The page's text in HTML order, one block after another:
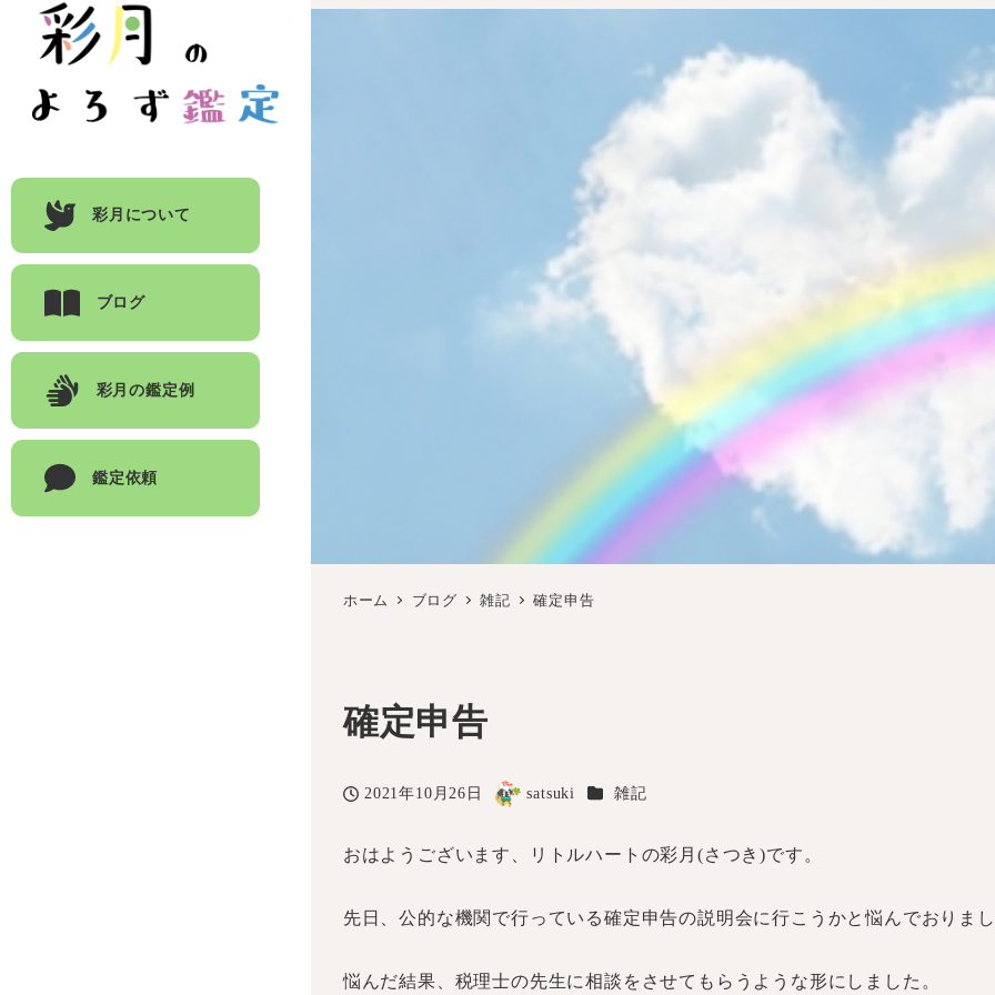
彩月について
ブログ
彩月の鑑定例
鑑定依頼
ホーム ブログ 雑記 確定申告
確定申告
投稿日
2021年10月26日
著
satsuki カテゴリー
雑記
おはようございます、リトルハートの彩月(さつき)です。
先日、公的な機関で行っている確定申告の説明会に行こうかと悩んでおりま
悩んだ結果、税理士の先生に相談をさせてもらうような形にしました。